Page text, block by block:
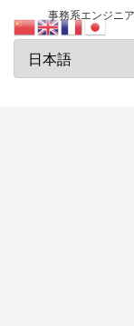
事務系エンジニ